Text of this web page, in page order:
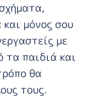
μόνος σου
με
παιδιά και
θα
τους.